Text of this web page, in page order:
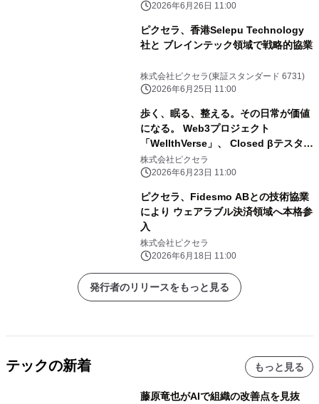
薄状態に関するご報告とお詫び
2026年6月26日 11:00
ピクセラ、香港Selepu Technology
社と ブレインテック領域で戦略的協業
株式会社ピクセラ(東証スタンダード 6731)
2026年6月25日 11:00
歩く、眠る、整える。その日常が価値
になる。 Web3プロジェクト
「WellthVerse」、 Closed βテスター
募集を開始
株式会社ピクセラ
2026年6月23日 11:00
ピクセラ、Fidesmo ABとの技術協業
により ウェアラブル決済領域へ本格参
入
株式会社ピクセラ
2026年6月18日 11:00
発行者のリリースをもっと見る
テックの新着 もっと見る
藤原竜也がAIで組織の改善点を見抜